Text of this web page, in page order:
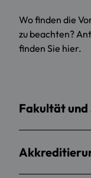
Wo finden die
zu beachten?
finden Sie hier.
Fakultät